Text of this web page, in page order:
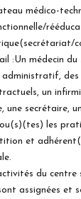
médico-
:Un médecin
des
un
une secrétaire,
les
et
du centre
assignées et